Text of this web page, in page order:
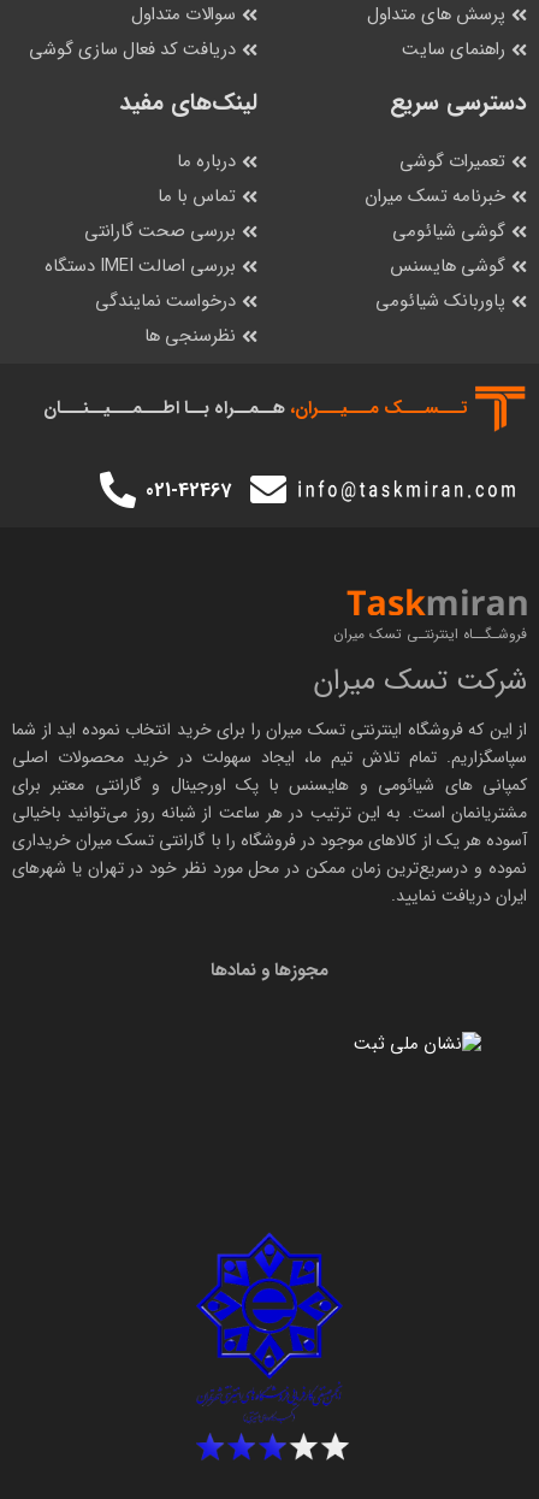
پرسش های متداول
راهنمای سایت
سوالات متداول
دریافت کد فعال سازی گوشی
دسترسی سریع
تعمیرات گوشی
خبرنامه تسک میران
گوشی شیائومی
گوشی هایسنس
پاوربانک شیائومی
لینک‌های مفید
درباره ما
تماس با ما
بررسی صحت گارانتی
بررسی اصالت IMEI دستگاه
درخواست نمایندگی
نظرسنجی ها
تـــســـک‌ مـــیـــران، هــمــراه بــا اطـــمـــیــنـــان
021-42467
فروشـگــاه اینترنتـی تسک میران
شرکت تسک میران
از این که فروشگاه اینترنتیتسک میران را برای خرید انتخاب نموده اید از شما
سپاسگزاریم. تمام تلاش تیم ما، ایجاد سهولت در خرید محصولات اصلی
کمپانی های شیائومی و هایسنس با پک اورجینال وگارانتی معتبر برای
مشتریانمان است. به این ترتیب در هر ساعت از شبانه روز می‌توانید باخیالی
آسوده هر یک از کالاهای موجود در فروشگاه را با گارانتی تسک میرانخریداری
نموده و درسریع‌ترین زمان ممکن در محل مورد نظر خود در تهران یا شهرهای
ایران دریافت نمایید.
مجوزها و نمادها